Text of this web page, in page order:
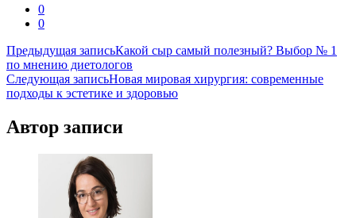
0
0
Навигация
по
записям
Предыдущая записьКакой сыр самый полезный? Выбор № 1
по мнению диетологов
Следующая записьНовая мировая хирургия: современные
подходы к эстетике и здоровью
Автор записи